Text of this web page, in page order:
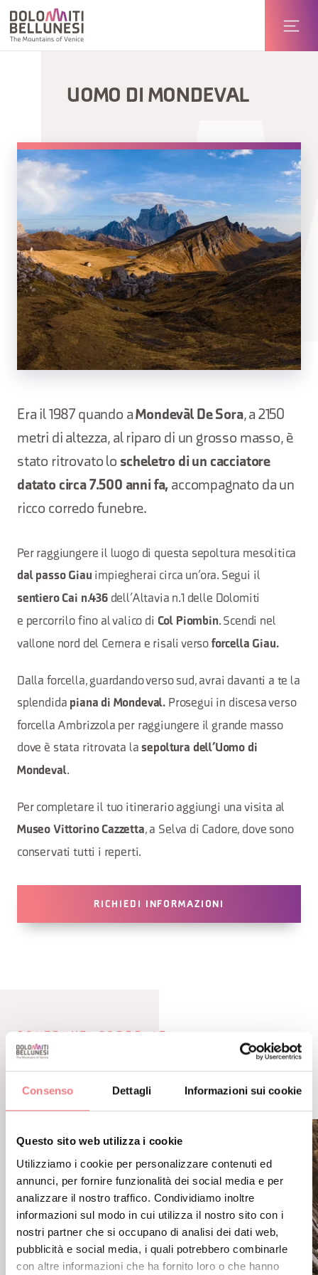
Consenso Dettagli Informazioni sui cookie
Questo sito web utilizza i cookie
Utilizziamo i cookie per personalizzare contenuti ed
annunci, per fornire funzionalità dei social media e per
analizzare il nostro traffico. Condividiamo inoltre
informazioni sul modo in cui utilizza il nostro sito con i
nostri partner che si occupano di analisi dei dati web,
pubblicità e social media, i quali potrebbero combinarle
con altre informazioni che ha fornito loro o che hanno
UOMO DI MONDEVAL
Era il 1987 quando aMondevàl De Sora, a 2150
metri di altezza, al riparo di un grosso masso, è
stato ritrovato lo scheletro di un cacciatore
datato circa 7.500 anni fa, accompagnato da un
ricco corredo funebre.
Per raggiungere il luogo di questa sepoltura mesolitica
dal passo Giau impiegherai circa un’ora. Segui il
sentiero Cai n.436 dell’Altavia n.1 delle Dolomiti
e percorrilo fino al valico di Col Piombin. Scendi nel
vallone nord del Cernera e risali verso forcella Giau.
Dalla forcella, guardando verso sud, avrai davanti a te la
splendida piana di Mondeval. Prosegui in discesa verso
forcella Ambrizzola per raggiungere il grande masso
dove è stata ritrovata lasepoltura dell’Uomo di
Mondeval.
Per completare il tuo itinerario aggiungi una visita al
Museo Vittorino Cazzetta, a Selva di Cadore, dove sono
conservati tutti i reperti.
RICHIEDI INFORMAZIONI
POTREBBE PIACERTI
ANCHE